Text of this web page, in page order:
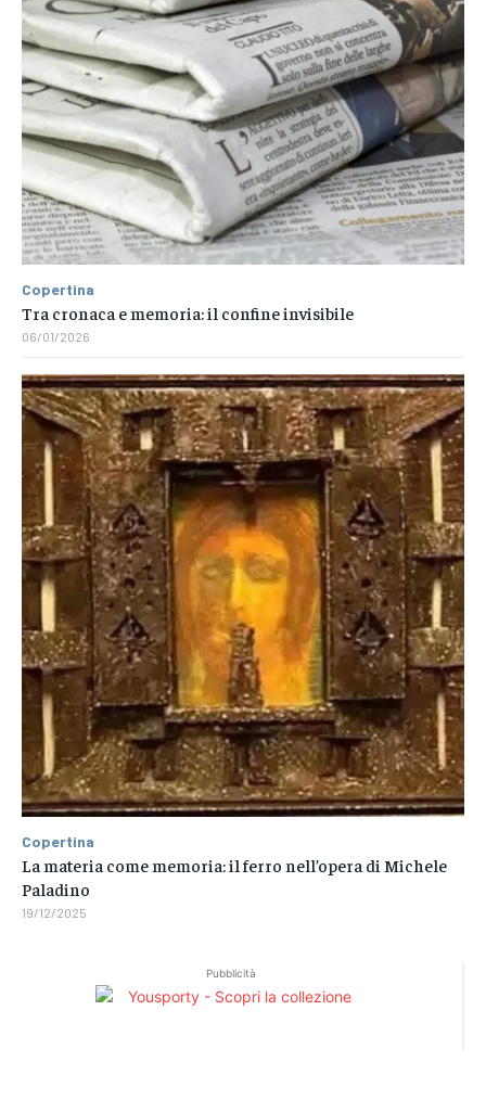
Pubblicità
Copertina
Tra cronaca e memoria: il confine invisibile
06/01/2026
Copertina
La materia come memoria: il ferro nell’opera di Michele
Paladino
19/12/2025